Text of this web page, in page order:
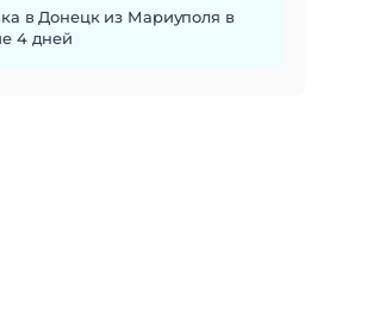
в Донецк из Мариуполя в
4 дней